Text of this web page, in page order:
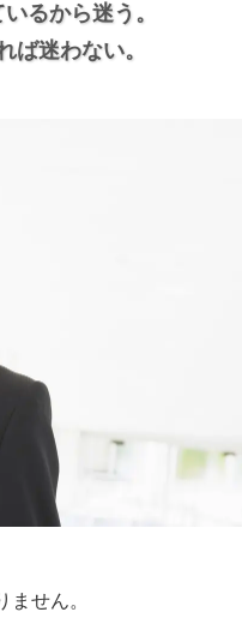
るから迷う。
ば迷わない。
せん。